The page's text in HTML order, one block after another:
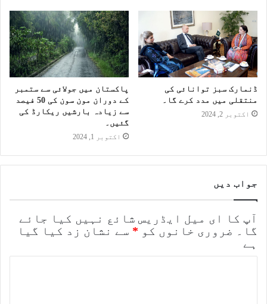
ڈنمارک سبز توانائی کی
منتقلی میں مدد کرے گا۔
اکتوبر 2, 2024
پاکستان میں جولائی سے ستمبر
کے دوران مون سون کی 50 فیصد
سے زیادہ بارشیں ریکارڈ کی
گئیں۔
اکتوبر 1, 2024
جواب دیں
آپ کا ای میل ایڈریس شائع نہیں کیا جائے
گا۔ ضروری خانوں کو * سے نشان زد کیا گیا
ہے